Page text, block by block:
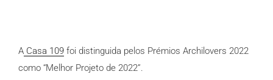
A Casa 109 foi distinguida pelos Prémios Archilovers 2022
como “Melhor Projeto de 2022”.